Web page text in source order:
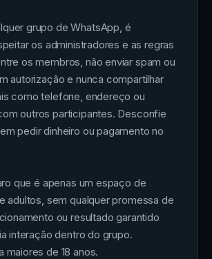
grupo de WhatsApp, é
os administradores e as regras
os membros, não enviar spam ou
autorização e nunca compartilhar
como telefone, endereço ou
outros participantes. Desconfie
pedir dinheiro ou pagamento no
que é apenas um espaço de
adultos, sem qualquer promessa de
ou resultado garantido
interação dentro do grupo.
maiores de 18 anos.